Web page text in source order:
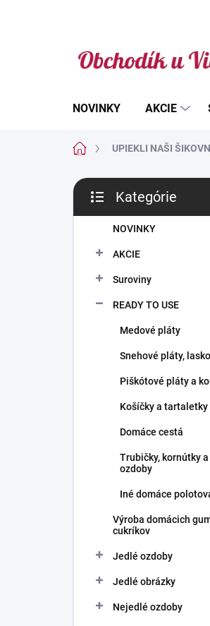
NOVINKY AKCIE
DomovUPIEKLI NAŠI
B
č
kategórie
Kategórie
NOVINKY
AKCIE
Suroviny
READY TO USE
Medové pláty
Snehové pláty,
Piškótové pláty a
Košíčky a tartaletky
Domáce cestá
Trubičky, kornútky
ozdoby
Iné domáce
Výroba domácich
cukríkov
Jedlé ozdoby
Jedlé obrázky
Nejedlé ozdoby